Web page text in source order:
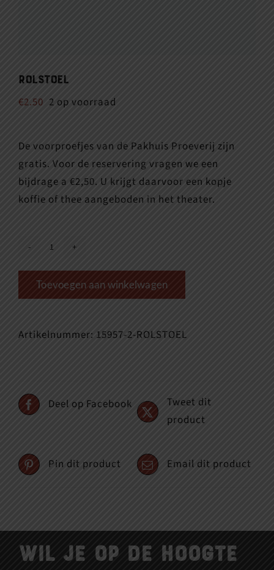
Rolstoel
€2.50 2 op voorraad
De voorproefjes van de Pakhuis Proeverij zijn
gratis. Voor de reservering vragen we een
bijdrage a €2,50. U krijgt daarvoor een kopje
koffie of thee aangeboden in het theater.
aantal
Toevoegen aan winkelwagen
Artikelnummer: 15957-2-ROLSTOEL
Deel op Facebook
Tweet dit
product
Pin dit product Email dit product
Wil je op de hoogte